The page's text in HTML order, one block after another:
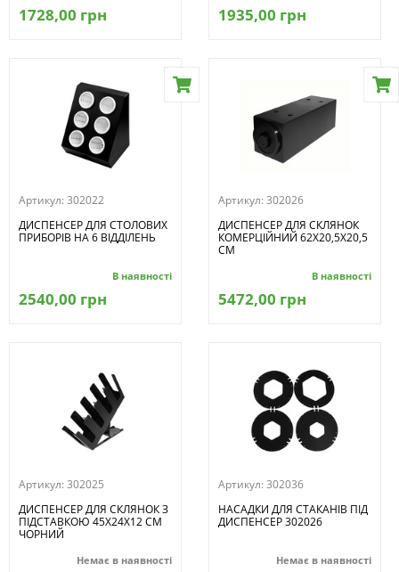
1728,00 грн 1935,00 грн
Артикул: 302022
ДИСПЕНСЕР ДЛЯ СТОЛОВИХ
ПРИБОРІВ НА 6 ВІДДІЛЕНЬ
В наявності
2540,00 грн
Артикул: 302026
ДИСПЕНСЕР ДЛЯ СКЛЯНОК
КОМЕРЦІЙНИЙ 62Х20,5Х20,5
СМ
В наявності
5472,00 грн
Артикул: 302025
ДИСПЕНСЕР ДЛЯ СКЛЯНОК З
ПІДСТАВКОЮ 45Х24Х12 СМ
ЧОРНИЙ
Немає в наявності
Артикул: 302036
НАСАДКИ ДЛЯ СТАКАНІВ ПІД
ДИСПЕНСЕР 302026
Немає в наявності